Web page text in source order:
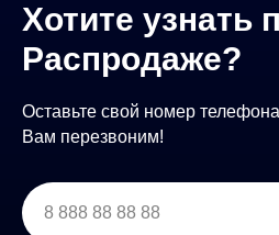
Хотите узнать
Распродаже?
Оставьте свой номер
Вам перезвоним!